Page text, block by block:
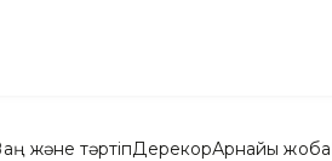
және тәртіпДерекқорАрнайы жоба